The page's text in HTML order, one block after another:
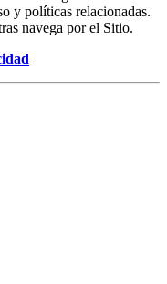
y políticas relacionadas.
navega por el Sitio.